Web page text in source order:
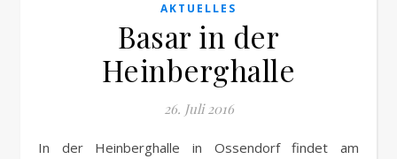
AKTUELLES
Basar in der
Heinberghalle
26. Juli 2016
In der Heinberghalle in Ossendorf findet am